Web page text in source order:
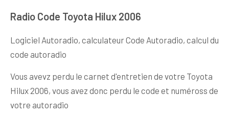
Radio Code Toyota Hilux 2006
Logiciel Autoradio, calculateur Code Autoradio, calcul du
code autoradio
Vous avevz perdu le carnet d'entretien de votre Toyota
Hilux 2006, vous avez donc perdu le code et numéross de
votre autoradio